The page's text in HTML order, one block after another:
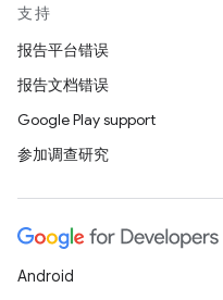
支持
报告平台错误
报告文档错误
Google Play support
参加调查研究
Android